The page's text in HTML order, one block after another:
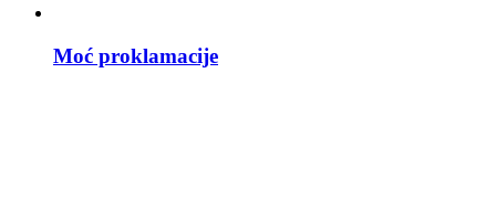
Moć proklamacije